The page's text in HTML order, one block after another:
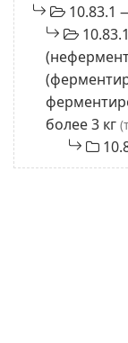
10.83.1
более 3 кг